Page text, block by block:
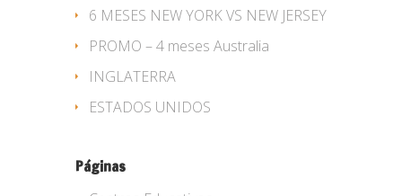
6 MESES NEW YORK VS NEW JERSEY
PROMO – 4 meses Australia
INGLATERRA
ESTADOS UNIDOS
Páginas